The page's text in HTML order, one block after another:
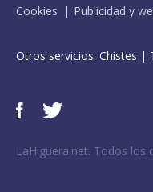
Cookies
Publicidad y
Otros servicios: Chistes |
LaHiguera.net. Todos los